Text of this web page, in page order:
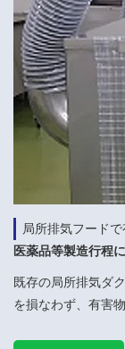
局所排気フード
医薬品等製造行程
既存の局所排気ダ
を損なわず、有害